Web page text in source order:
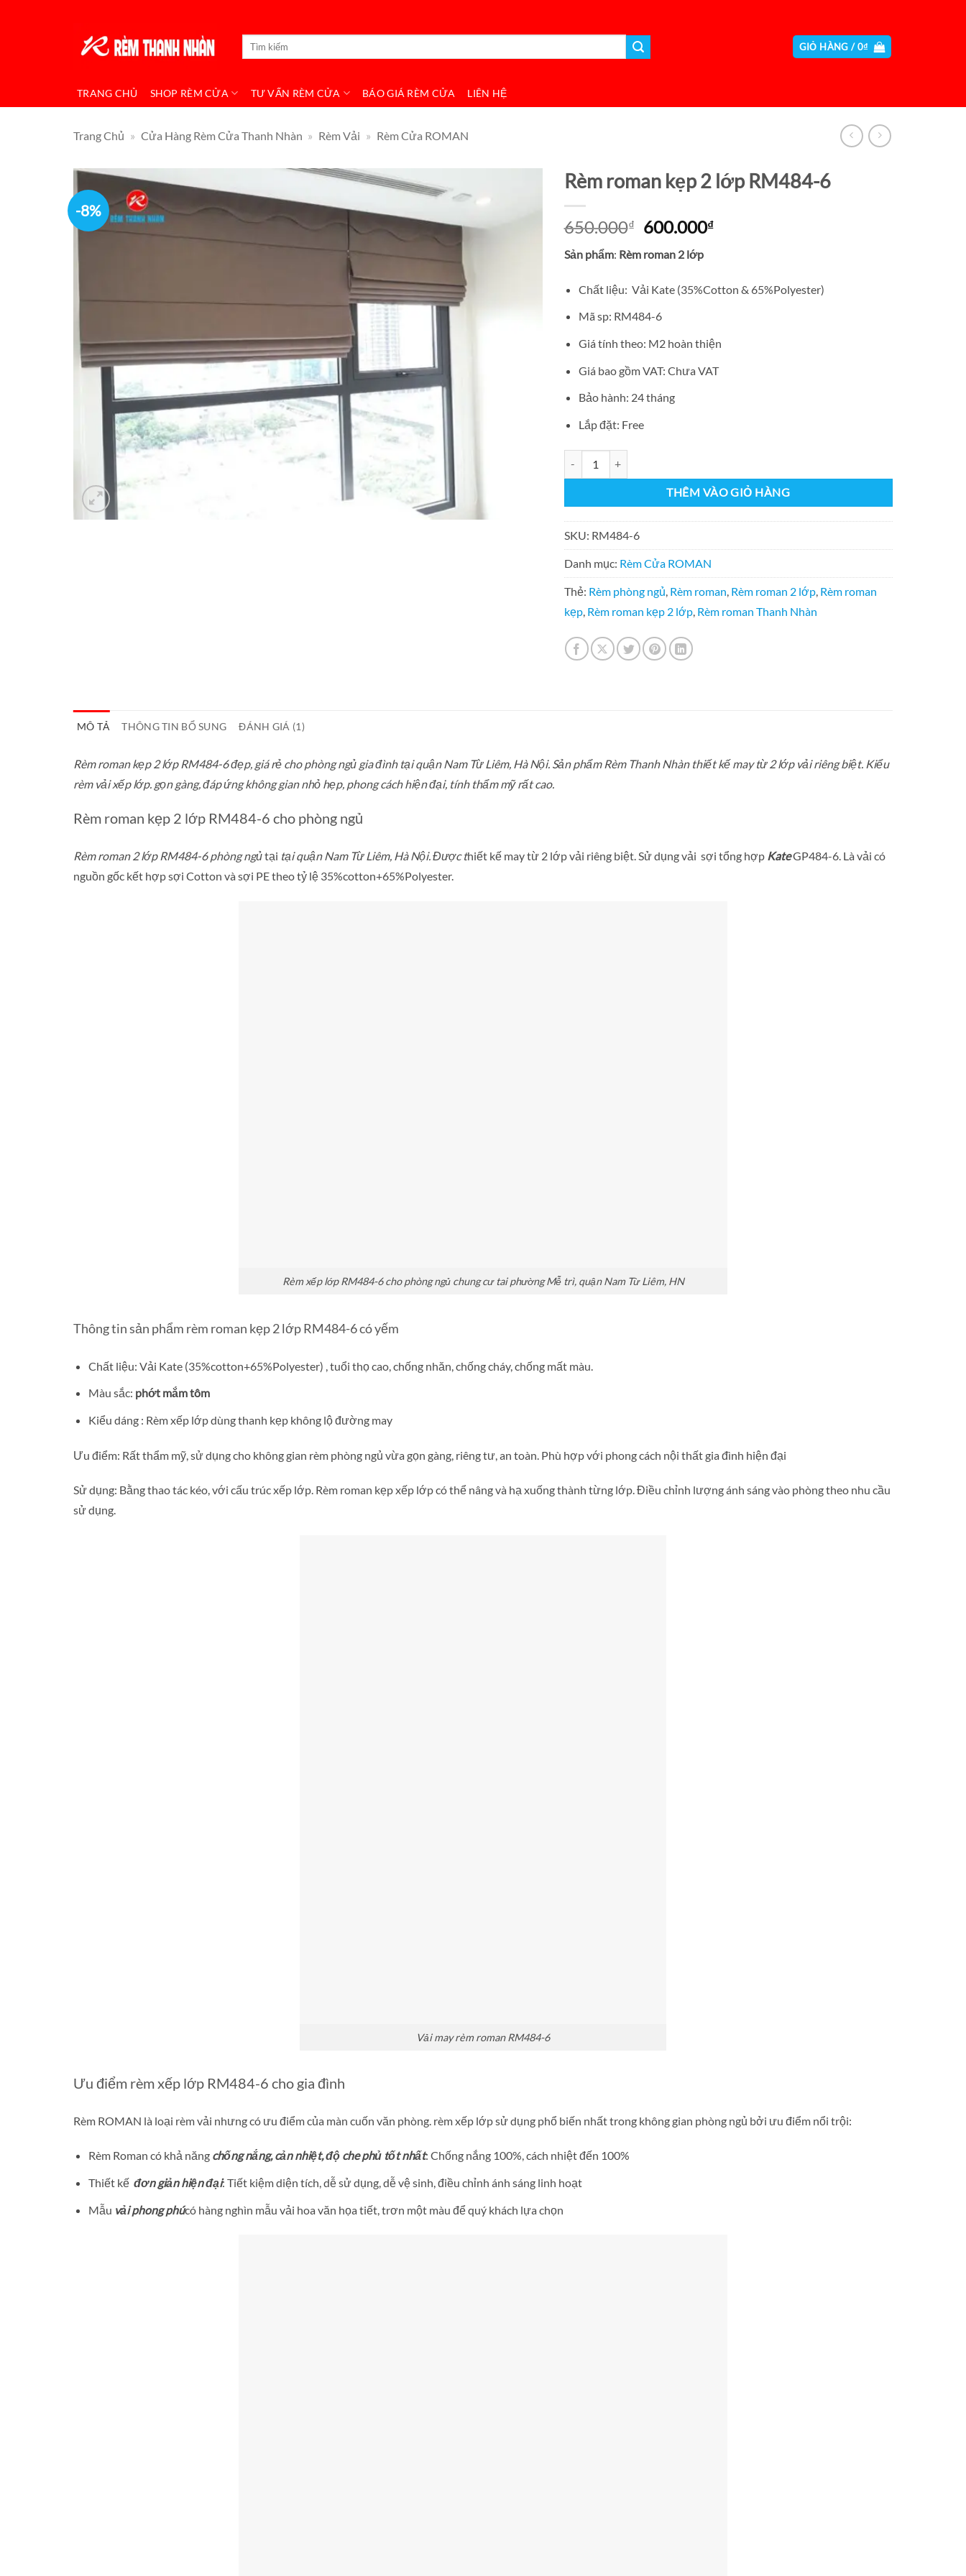
Tìm
kiếm:
GIỎ HÀNG /0₫
TRANG CHỦ SHOP RÈM CỬA TƯ VẤN RÈM CỬA BÁO GIÁ RÈM CỬA LIÊN HỆ
Trang Chủ » Cửa Hàng Rèm Cửa Thanh Nhàn » Rèm Vải » Rèm Cửa ROMAN
-8%
Rèm roman kẹp 2 lớp RM484-6
650.000₫
Giá
là:
600.000₫Giá
600.000₫.
Sản phẩm: Rèm roman 2 lớp
Chất liệu: Vải Kate (35%Cotton & 65%Polyester)
Mã sp: RM484-6
Giá tính theo: M2 hoàn thiện
Giá bao gồm VAT: Chưa VAT
Bảo hành: 24 tháng
Lắp đặt: Free
Rèm roman kẹp 2 lớp RM484-6 số lượng
THÊM VÀO GIỎ HÀNG
SKU: RM484-6
Danh mục: Rèm Cửa ROMAN
Thẻ: Rèm phòng ngủ, Rèm roman, Rèm roman 2 lớp, Rèm roman
kẹp, Rèm roman kẹp 2 lớp, Rèm roman Thanh Nhàn
MÔ TẢ THÔNG TIN BỔ SUNG ĐÁNH GIÁ (1)
Rèm roman kẹp 2 lớp RM484-6đẹp, giá rẻ cho phòng ngủ gia đình tại quận Nam Từ Liêm, Hà Nội. Sản phẩm Rèm Thanh Nhàn thiết kế may từ 2 lớp vải riêng biệt. Kiểu
rèm vải xếp lớp. gọn gàng, đáp ứng không gian nhỏ hẹp, phong cách hiện đại, tính thẩm mỹ rất cao.
Rèm roman kẹp 2 lớp RM484-6 cho phòng ngủ
Rèm roman 2 lớp RM484-6phòng ngủtại tại quận Nam Từ Liêm, Hà Nội. Được thiết kế may từ 2 lớp vải riêng biệt. Sử dụng vải sợi tổng hợp KateGP484-6. Là vải có
nguồn gốc kết hợp sợi Cotton và sợi PE theo tỷ lệ 35%cotton+65%Polyester.
Rèm xếp lớp RM484-6 cho phòng ngủ chung cư tai phường Mễ trì, quận Nam Từ Liêm, HN
Thông tin sản phẩm rèm roman kẹp 2 lớp RM484-6 có yếm
Chất liệu: Vải Kate (35%cotton+65%Polyester) , tuổi thọ cao, chống nhăn, chống cháy, chống mất màu.
Màu sắc: phớt mắm tôm
Kiểu dáng : Rèm xếp lớp dùng thanh kẹp không lộ đường may
Ưu điểm: Rất thẩm mỹ, sử dụng cho không gian rèm phòng ngủ vừa gọn gàng, riêng tư, an toàn. Phù hợp với phong cách nội thất gia đình hiện đại
Sử dụng: Bằng thao tác kéo, với cấu trúc xếp lớp. Rèm roman kẹp xếp lớp có thể nâng và hạ xuống thành từng lớp. Điều chỉnh lượng ánh sáng vào phòng theo nhu cầu
sử dụng.
Vải may rèm roman RM484-6
Ưu điểm rèm xếp lớp RM484-6 cho gia đình
Rèm ROMAN là loại rèm vải nhưng có ưu điểm của màn cuốn văn phòng. rèm xếp lớp sử dụng phổ biến nhất trong không gian phòng ngủ bởi ưu điểm nổi trội:
Rèm Roman có khả năng chống nắng, cản nhiệt, độ che phủ tốt nhất: Chống nắng 100%, cách nhiệt đến 100%
Thiết kế đơn giản hiện đại: Tiết kiệm diện tích, dễ sử dụng, dễ vệ sinh, điều chỉnh ánh sáng linh hoạt
Mẫu vải phong phúcó hàng nghìn mẫu vải hoa văn họa tiết, trơn một màu để quý khách lựa chọn